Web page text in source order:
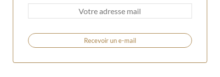
Recevoir un e-mail